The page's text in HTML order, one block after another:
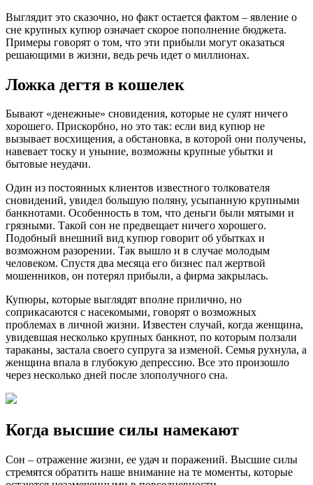
Выглядит это сказочно, но факт остается фактом – явление о
сне крупных купюр означает скорое пополнение бюджета.
Примеры говорят о том, что эти прибыли могут оказаться
решающими в жизни, ведь речь идет о миллионах.
Ложка дегтя в кошелек
Бывают «денежные» сновидения, которые не сулят ничего
хорошего. Прискорбно, но это так: если вид купюр не
вызывает восхищения, а обстановка, в которой они получены,
навевает тоску и уныние, возможны крупные убытки и
бытовые неудачи.
Один из постоянных клиентов известного толкователя
сновидений, увидел большую поляну, усыпанную крупными
банкнотами. Особенность в том, что деньги были мятыми и
грязными. Такой сон не предвещает ничего хорошего.
Подобный внешний вид купюр говорит об убытках и
возможном разорении. Так вышло и в случае молодым
человеком. Спустя два месяца его бизнес пал жертвой
мошенников, он потерял прибыли, а фирма закрылась.
Купюры, которые выглядят вполне прилично, но
соприкасаются с насекомыми, говорят о возможных
проблемах в личной жизни. Известен случай, когда женщина,
увидевшая несколько крупных банкнот, по которым ползали
тараканы, застала своего супруга за изменой. Семья рухнула, а
женщина впала в глубокую депрессию. Все это произошло
через несколько дней после злополучного сна.
Когда высшие силы намекают
Сон – отражение жизни, ее удач и поражений. Высшие силы
стремятся обратить наше внимание на те моменты, которые